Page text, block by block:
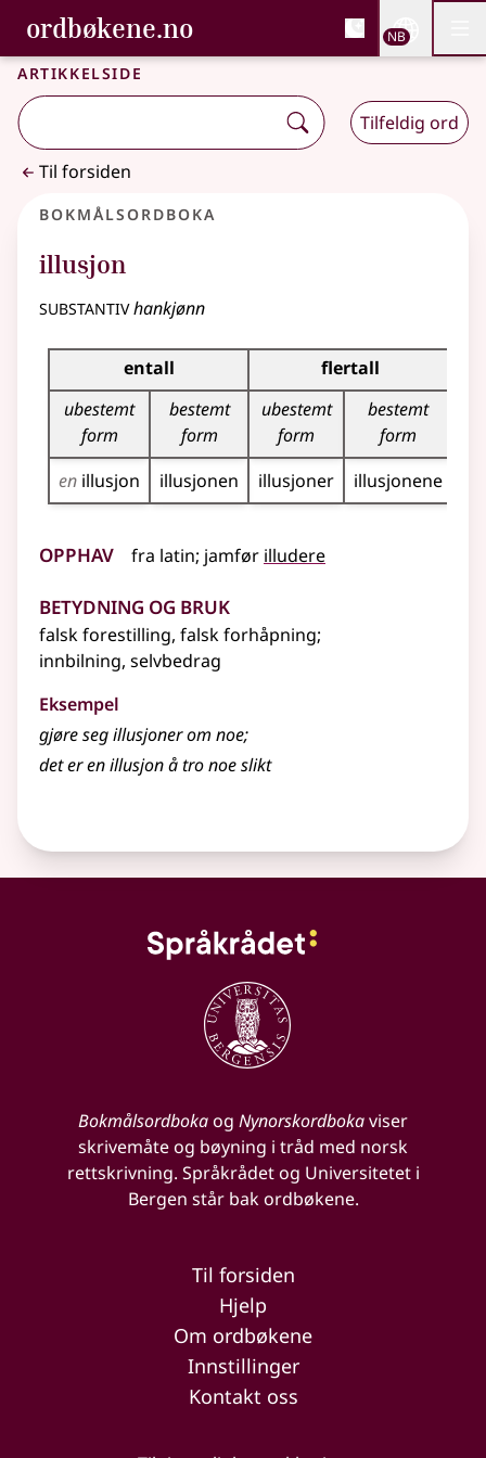
Gå til hovedinnhold
Tilgjengelighet
ordbøkene.no, Bokmålsordboka og
Bokmålsordboka og Nynorskordboka
NB
Artikkelside
Tilfeldig ord
Til forsiden
Bokmålsordboka
illusjon
substantivhankjønn
Bøyingstabell for dette substantivet
entall
flertall
ubestemt
form
bestemt
form
ubestemt
form
bestemt
form
en illusjon illusjonen illusjoner illusjonene
Opphav fra latin; jamfør illudere
Betydning og bruk
falsk forestilling, falsk forhåpning;
innbilning, selvbedrag
Eksempel
gjøre segillusjonerom noe;
det er enillusjonå tro noe slikt
Bokmålsordbokaog Nynorskordbokaviser
skrivemåte og bøyning i tråd med norsk
rettskrivning. Språkrådet og Universitetet i
Bergen står bak ordbøkene.
Til forsiden
Hjelp
Om ordbøkene
Innstillinger
Kontakt oss